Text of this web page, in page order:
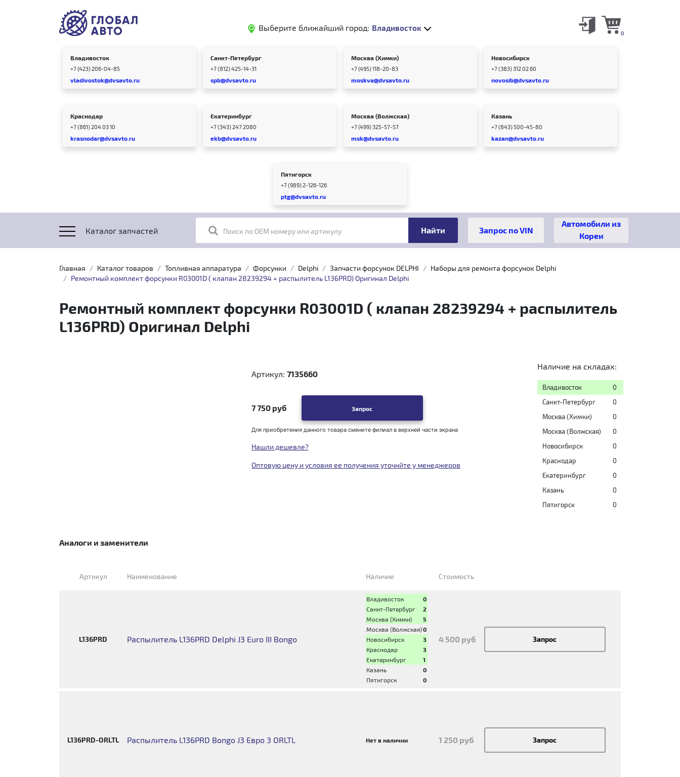
Выберите ближайший город: Владивосток
0
Владивосток
+7 (423) 206-04-85
vladivostok@dvsavto.ru
Санкт-Петербург
+7 (812) 425-14-31
spb@dvsavto.ru
Москва (Химки)
+7 (495) 118-20-83
moskva@dvsavto.ru
Новосибирск
+7 (383) 312 02 60
novosib@dvsavto.ru
Краснодар
+7 (861) 204 03 10
krasnodar@dvsavto.ru
Екатеринбург
+7 (343) 247 2080
ekb@dvsavto.ru
Москва (Волжская)
+7 (499) 325-57-57
msk@dvsavto.ru
Казань
+7 (843) 500-45-80
kazan@dvsavto.ru
Пятигорск
+7 (989) 2-126-126
ptg@dvsavto.ru
Каталог запчастей Поиск по OEM номеру или артикулу
Автомобили из
Кореи
Главная Каталог товаров Топливная аппаратура Форсунки Delphi Запчасти форсунок DELPHI
Наборы для ремонта форсунок Delphi
Ремонтный комплект форсунки R03001D ( клапан 28239294 + распылитель L136PRD) Оригинал Delphi
Ремонтный комплект форсунки R03001D ( клапан 28239294 + распылитель
L136PRD) Оригинал Delphi
Артикул: 7135660
7 750 руб Запрос
Для приобретения данного товара смените филиал в верхней части экрана
Нашли дешевле?
Оптовую цену и условия ее получения уточнйте у менеджеров
Наличие на складах:
Владивосток
0
Санкт-Петербург
0
Москва (Химки)
0
Москва (Волжская)
0
Новосибирск
0
Краснодар
0
Екатеринбург
0
Казань
0
Пятигорск
0
Аналоги и заменители
Артикул Наименование Наличие Стоимость
L136PRD Распылитель L136PRD Delphi J3 Euro III Bongo
Владивосток
0
Санкт-Петербург
2
Москва (Химки)
5
Москва (Волжская)0
Новосибирск
3
Краснодар
3
Екатеринбург
1
Казань
0
Пятигорск
0
4 500 руб Запрос
L136PRD-ORLTL Распылитель L136PRD Bongo J3 Евро 3 ORLTL Нет в наличии 1 250 руб Запрос